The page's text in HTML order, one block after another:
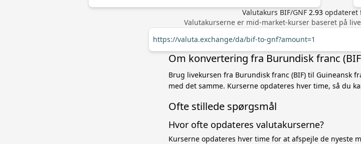
Valutakurs BIF/GNF 2.93 opdateret
Valutakurserne er mid-market-kurser baseret på
https://valuta.exchange/da/bif-to-gnf?amount=1
Om konvertering fra Burundisk franc
Brug livekursen fra Burundisk franc (BIF) til Guineansk
med det samme. Kurserne opdateres hver time, så du
Ofte stillede spørgsmål
Hvor ofte opdateres valutakurserne?
Kurserne opdateres hver time for at afspejle de nyeste